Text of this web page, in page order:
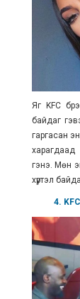
Яг KFC
байдаг
гаргасан
гэнэ. Мөн
хүртэл
4.